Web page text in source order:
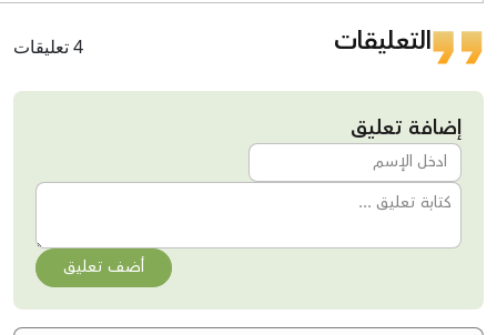
التعليقات 4 تعليقات
إضافة تعليق
أضف تعليق